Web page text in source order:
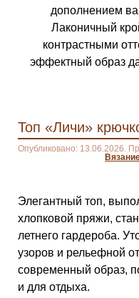
дополнением
Лаконичный
контрастными
эффектный образ
Топ «Личи»
Опубликовано: 13.06.2026.
Элегантный топ,
хлопковой пряжи,
летнего гардероба.
узоров и рельефной
современный образ,
и для отдыха.